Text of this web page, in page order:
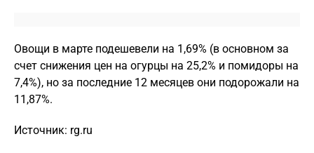
Овощи в марте подешевели на 1,69% (в основном за
счет снижения цен на огурцы на 25,2% и помидоры на
7,4%), но за последние 12 месяцев они подорожали на
11,87%.
Источник: rg.ru